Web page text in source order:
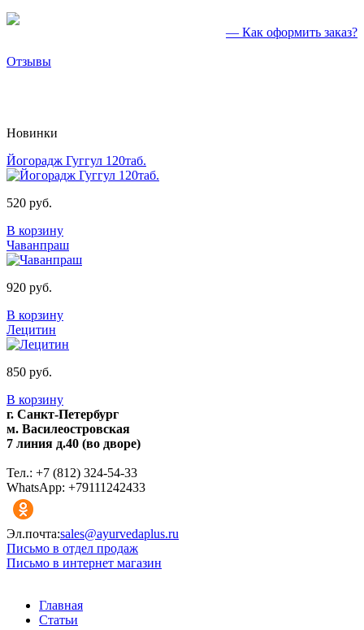
— Как оформить заказ?
Отзывы
Новинки
Йогорадж Гуггул 120таб.
520 руб.
В корзину
Чаванпраш
920 руб.
В корзину
Лецитин
850 руб.
В корзину
г. Санкт-Петербург
м. Василеостровская
7 линия д.40 (во дворе)
Тел.: +7 (812) 324-54-33
WhatsApp: +79111242433
Эл.почта:sales@ayurvedaplus.ru
Письмо в отдел продаж
Письмо в интернет магазин
Главная
Статьи